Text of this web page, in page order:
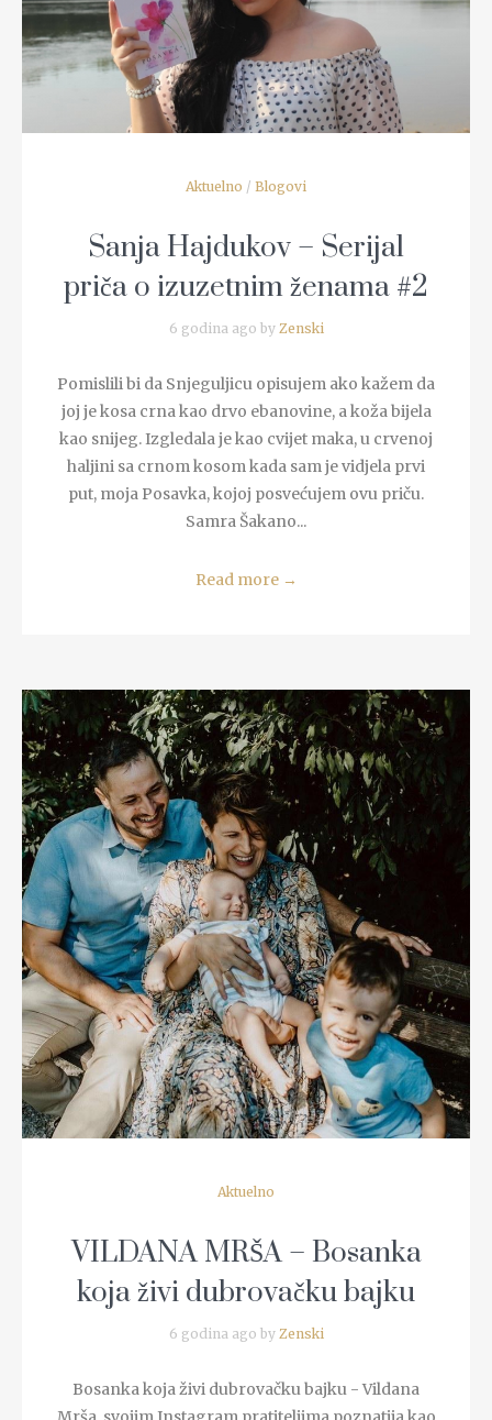
Aktuelno / Blogovi
Sanja Hajdukov – Serijal
priča o izuzetnim ženama #2
6 godina ago by Zenski
Pomislili bi da Snjeguljicu opisujem ako kažem da
joj je kosa crna kao drvo ebanovine, a koža bijela
kao snijeg. Izgledala je kao cvijet maka, u crvenoj
haljini sa crnom kosom kada sam je vidjela prvi
put, moja Posavka, kojoj posvećujem ovu priču.
Samra Šakano...
Read more →
READ MORE
Aktuelno
VILDANA MRŠA – Bosanka
koja živi dubrovačku bajku
6 godina ago by Zenski
Bosanka koja živi dubrovačku bajku - Vildana